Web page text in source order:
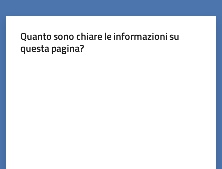
Borgo
Tossignano
Quanto sono chiare le informazioni su
questa pagina?